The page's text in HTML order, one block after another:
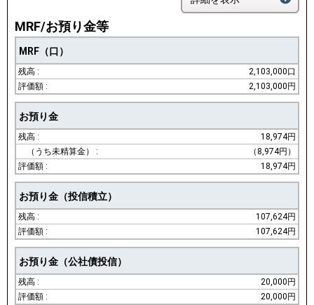
MRF/お預り金等
MRF（口）
2,103,000口
2,103,000円
お預り金
18,974円
（8,974円）
18,974円
お預り金（投信積立）
107,624円
107,624円
お預り金（公社債投信）
20,000円
20,000円